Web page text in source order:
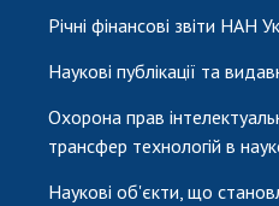
Річні фінансові звіти НАН
Наукові публікації та
Охорона прав
трансфер технологій в
Наукові об'єкти, що